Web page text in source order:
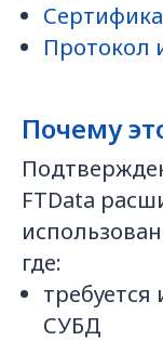
Протокол
Почему
FTData
где:
СУБД